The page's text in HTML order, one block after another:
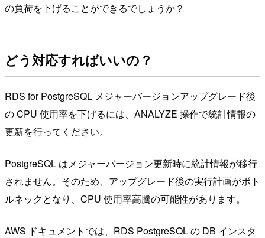
の負荷を下げることができるでしょうか？
どう対応すればいいの？
RDS for PostgreSQL メジャーバージョンアップグレード後
の CPU 使用率を下げるには、ANALYZE 操作で統計情報の
更新を行ってください。
PostgreSQL はメジャーバージョン更新時に統計情報が移行
されません。そのため、アップグレード後の実行計画がボト
ルネックとなり、CPU 使用率高騰の可能性があります。
AWS ドキュメントでは、RDS PostgreSQL の DB インスタ